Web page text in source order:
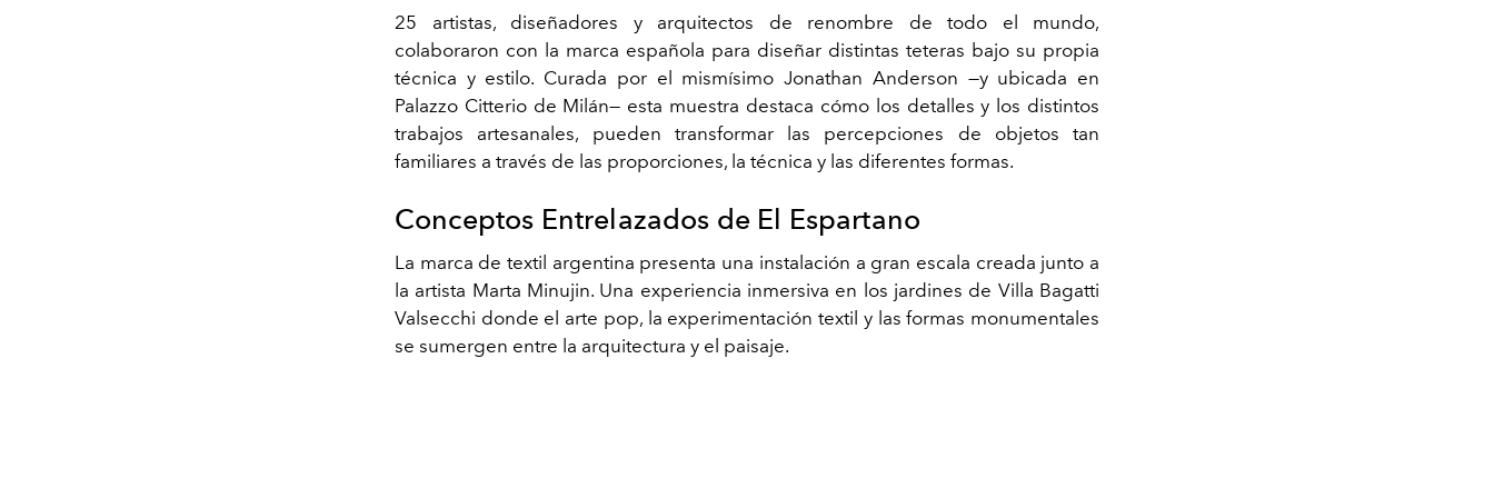
25 artistas, diseñadores y arquitectos de renombre de todo el mundo,
colaboraron con la marca española para diseñar distintas teteras bajo su propia
técnica y estilo. Curada por el mismísimo Jonathan Anderson —y ubicada en
Palazzo Citterio de Milán— esta muestra destaca cómo los detalles y los distintos
trabajos artesanales, pueden transformar las percepciones de objetos tan
familiares a través de las proporciones, la técnica y las diferentes formas.
Conceptos Entrelazados de El Espartano
La marca de textil argentina presenta una instalación a gran escala creada junto a
la artista Marta Minujin. Una experiencia inmersiva en los jardines de Villa Bagatti
Valsecchi donde el arte pop, la experimentación textil y las formas monumentales
se sumergen entre la arquitectura y el paisaje.